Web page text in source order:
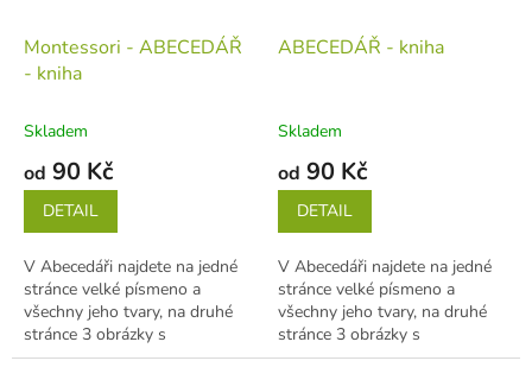
Montessori - ABECEDÁŘ
- kniha
Skladem
od 90 Kč
DETAIL
V Abecedáři najdete na jedné
stránce velké písmeno a
všechny jeho tvary, na druhé
stránce 3 obrázky s
vyznačeným písmenem.
ABECEDÁŘ - kniha
Skladem
od 90 Kč
DETAIL
V Abecedáři najdete na jedné
stránce velké písmeno a
všechny jeho tvary, na druhé
stránce 3 obrázky s
vyznačeným písmenem. V